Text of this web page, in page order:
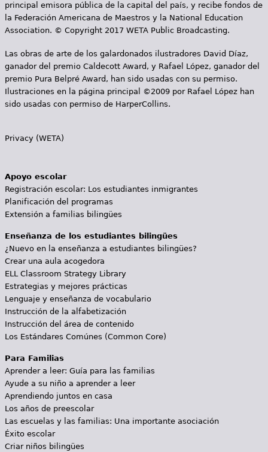
principal emisora pública de la capital del país, y recibe fondos de
la Federación Americana de Maestros y la National Education
Association. © Copyright 2017 WETA Public Broadcasting.
Las obras de arte de los galardonados ilustradores David Díaz,
ganador del premio Caldecott Award, y Rafael López, ganador del
premio Pura Belpré Award, han sido usadas con su permiso.
Ilustraciones en la página principal ©2009 por Rafael López han
sido usadas con permiso de HarperCollins.
Privacy (WETA)
Apoyo escolar
Registración escolar: Los estudiantes inmigrantes
Planificación del programas
Extensión a familias bilingües
Enseñanza de los estudiantes bilingües
¿Nuevo en la enseñanza a estudiantes bilingües?
Crear una aula acogedora
ELL Classroom Strategy Library
Estrategias y mejores prácticas
Lenguaje y enseñanza de vocabulario
Instrucción de la alfabetización
Instrucción del área de contenido
Los Estándares Comúnes (Common Core)
Para Familias
Aprender a leer: Guía para las familias
Ayude a su niño a aprender a leer
Aprendiendo juntos en casa
Los años de preescolar
Las escuelas y las familias: Una importante asociación
Éxito escolar
Criar niños bilingües